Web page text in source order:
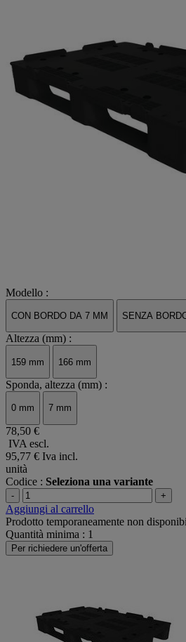
Modello :
CON BORDO DA 7 MM SENZA
Altezza (mm) :
159 mm 166 mm
Sponda, altezza (mm) :
0 mm 7 mm
78,50 €
IVA escl.
95,77 € Iva incl.
unità
Codice : Seleziona una variante
- +
Aggiungi al carrello
Prodotto temporaneamente non
Quantità minima : 1
Per richiedere un'offerta